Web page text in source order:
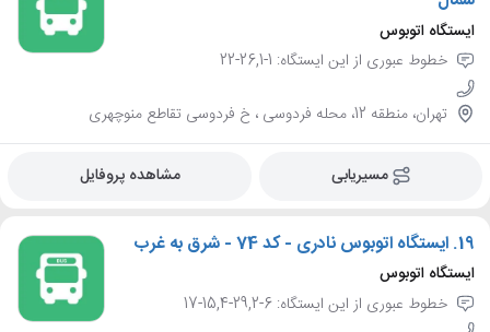
ایستگاه اتوبوس
خطوط عبوری از این ایستگاه: 1-26,1-22
تهران، منطقه 12، محله فردوسی ، خ فردوسی تقاطع منوچهری
مسیریابی مشاهده پروفایل
19. ایستگاه اتوبوس نادری - کد 74 - شرق به غرب
ایستگاه اتوبوس
خطوط عبوری از این ایستگاه: 6-29,2-15,4-17